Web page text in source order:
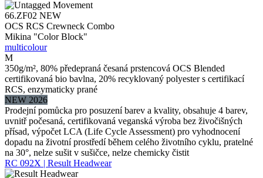
66.ZF02 NEW
OCS RCS Crewneck Combo
Mikina "Color Block"
multicolour
M
350g/m², 80% předepraná česaná prstencová OCS Blended
certifikovaná bio bavlna, 20% recyklovaný polyester s certifikací
RCS, enzymaticky prané
NEW 2026
Prodejní pomůcka pro posuzení barev a kvality, obsahuje 4 barev,
uvnitř počesaná, certifikovaná veganská výroba bez živočišných
přísad, výpočet LCA (Life Cycle Assessment) pro vyhodnocení
dopadu na životní prostředí během celého životního cyklu, pratelné
na 30°, nelze sušit v sušičce, nelze chemicky čistit
RC 092X | Result Headwear